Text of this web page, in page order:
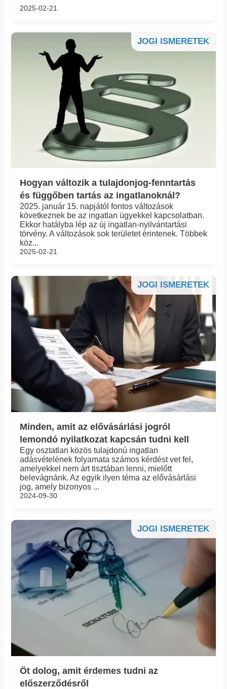
2025-02-21
JOGI ISMERETEK
Hogyan változik a tulajdonjog-fenntartás
és függőben tartás az ingatlanoknál?
2025. január 15. napjától fontos változások
következnek be az ingatlan ügyekkel kapcsolatban.
Ekkor hatályba lép az új ingatlan-nyilvántartási
törvény. A változások sok területet érintenek. Többek
köz...
2025-02-21
JOGI ISMERETEK
Minden, amit az elővásárlási jogról
lemondó nyilatkozat kapcsán tudni kell
Egy osztatlan közös tulajdonú ingatlan
adásvételének folyamata számos kérdést vet fel,
amelyekkel nem árt tisztában lenni, mielőtt
belevágnánk. Az egyik ilyen téma az elővásárlási
jog, amely bizonyos ...
2024-09-30
JOGI ISMERETEK
Öt dolog, amit érdemes tudni az
előszerződésről